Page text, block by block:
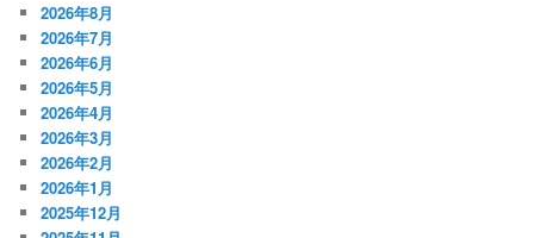
2026年8月
2026年7月
2026年6月
2026年5月
2026年4月
2026年3月
2026年2月
2026年1月
2025年12月